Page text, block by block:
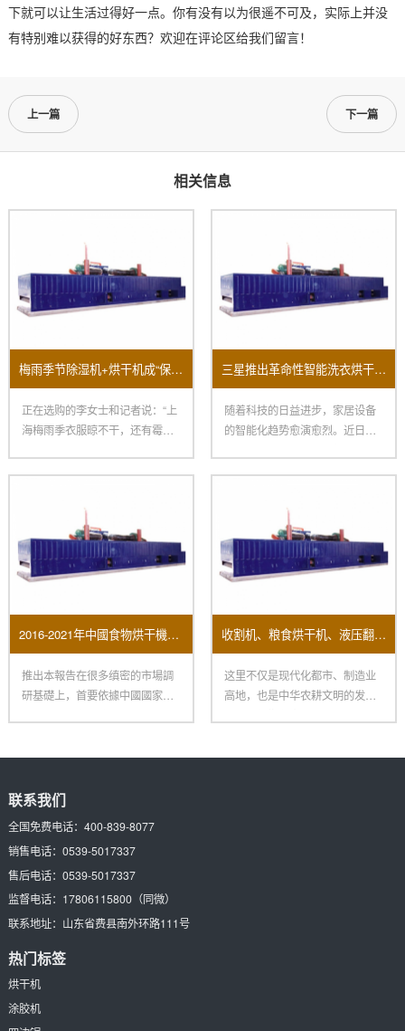
下就可以让生活过得好一点。你有没有以为很遥不可及，实际上并没
有特别难以获得的好东西？欢迎在评论区给我们留言！
上一篇 下一篇
相关信息
梅雨季节除湿机+烘干机成“保命组合”销量大面积上涨！
正在选购的李女士和记者说：“上
海梅雨季衣服晾不干，还有霉
三星推出革命性智能洗衣烘干机全方面提升用户家居体验
随着科技的日益进步，家居设备
的智能化趋势愈演愈烈。近日，
2016-2021年中國食物烘干機市場远景及投資機會研讨報告
推出本報告在很多缜密的市場調
研基礎上，首要依據中國國家統
收割机、粮食烘干机、液压翻转犁、脱粒机……涵盖农事全环节 “郑州造”一键打包
这里不仅是现代化都市、制造业
高地，也是中华农耕文明的发祥
联系我们
全国免费电话： 400-839-8077
销售电话： 0539-5017337
售后电话： 0539-5017337
监督电话： 17806115800（同微）
联系地址： 山东省费县南外环路111号
热门标签
烘干机
涂胶机